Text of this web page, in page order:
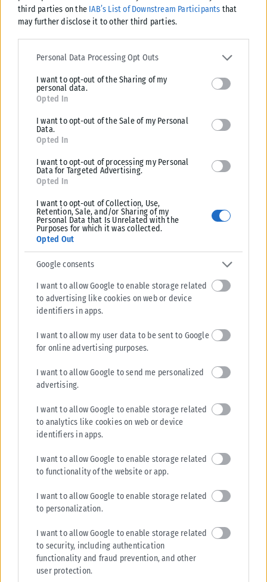
third parties on the IAB’s List of Downstream Participants that
may further disclose it to other third parties.
Please note that this website/app uses one or more Google
services and may gather and store information including but not
deny consent to Google and its third-party tags to use your data
for below specified purposes in below Google consent section.
Personal Data Processing Opt Outs
I want to opt-out of the Sharing of my
personal data.
Opted In
I want to opt-out of the Sale of my Personal
Data.
Opted In
I want to opt-out of processing my Personal
Data for Targeted Advertising.
Opted In
I want to opt-out of Collection, Use,
Retention, Sale, and/or Sharing of my
Personal Data that Is Unrelated with the
Purposes for which it was collected.
Opted Out
Google consents
I want to allow Google to enable storage related
to advertising like cookies on web or device
identifiers in apps.
I want to allow my user data to be sent to Google
for online advertising purposes.
I want to allow Google to send me personalized
advertising.
I want to allow Google to enable storage related
to analytics like cookies on web or device
identifiers in apps.
I want to allow Google to enable storage related
to functionality of the website or app.
I want to allow Google to enable storage related
to personalization.
I want to allow Google to enable storage related
to security, including authentication
functionality and fraud prevention, and other
user protection.